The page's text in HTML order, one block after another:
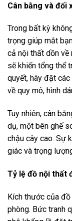
Cân bằng và đối
Trong bất kỳ
trọng giúp mắt
cả nội thất dồn về
sẽ khiến tổng thể
quyết, hãy đặt
về quy mô, hình
Tuy nhiên, cân
dụ, một bên ghế
chậu cây cao. Sự
giác và trọng
Tỷ lệ đồ nội thất
Kích thước của
phòng. Bức tranh